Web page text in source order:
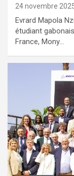
24 novembre
Evrard Mapola
étudiant
France, Mony…